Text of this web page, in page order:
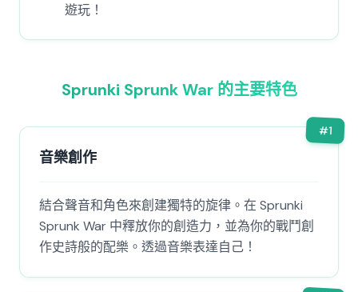
遊玩！
Sprunki Sprunk War 的主要特色
#1
音樂創作
結合聲音和角色來創建獨特的旋律。在 Sprunki
Sprunk War 中釋放你的創造力，並為你的戰鬥創
作史詩般的配樂。透過音樂表達自己！